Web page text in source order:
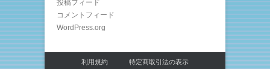
投稿フィード
コメントフィード
WordPress.org
利用規約 特定商取引法の表示